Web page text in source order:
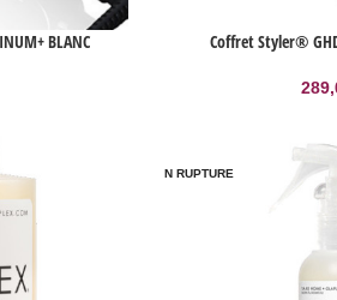
BLANC Coffret Styler®
EN RUPTURE